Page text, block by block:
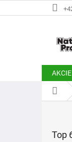
na
AKCIE
Top